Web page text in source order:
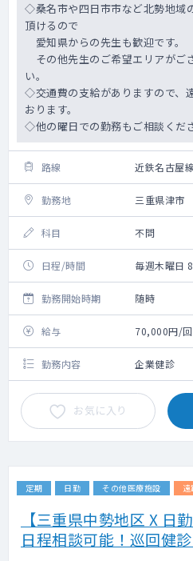
◇桑名市や四日市市など北勢地域
頂けるので
愛知県からの先生も歓迎です。
その他先生のご希望エリアがご
い。
◇交通費の支給がありますので、
おります。
◇他の曜日での勤務もご相談くださ
路線 近鉄名古屋線
勤務地 三重県津市
科目 不問
日程/時間 毎週木曜日
勤務開始時期 随時
給与 70,000円/回
勤務内容 企業健診
お気に入り
定期 日勤 その他医療施設
【三重県中勢地区 X 日
日程相談可能！巡回健診